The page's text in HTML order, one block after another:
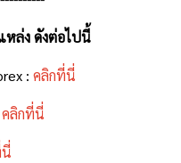
หล่ง ดังต่อไปนี้
: คลิกที่นี่
คลิกที่นี่